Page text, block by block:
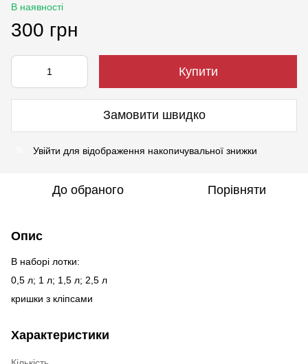
В наявності
300 грн
Купити
Замовити швидко
Увійти для відображення накопичувальної знижки
До обраного Порівняти
Опис
В наборі лотки:
0,5 л; 1 л; 1,5 л; 2,5 л
кришки з кліпсами
Характеристики